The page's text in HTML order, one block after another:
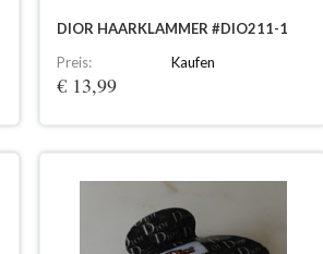
DIOR HAARKLAMMER #DIO211-1
Preis:
€ 13,99
Kaufen